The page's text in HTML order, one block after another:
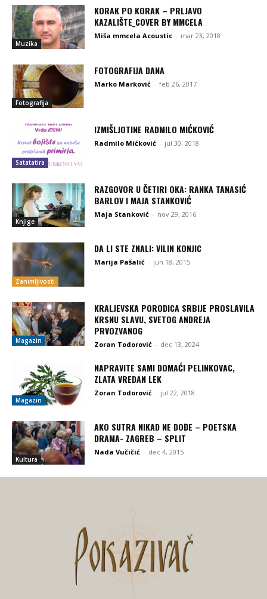
Muzika
KORAK PO KORAK – PRLJAVO
KAZALIŠTE_COVER BY MMCELA
Miša mmcela Acoustic - mar 23, 2018
Fotografija
FOTOGRAFIJA DANA
Marko Marković - feb 26, 2017
Satatatira
IZMIŠLJOTINE RADMILO MIĆKOVIĆ
Radmilo Mićković - jul 30, 2018
Knjige
RAZGOVOR U ČETIRI OKA: RANKA TANASIĆ
BARLOV I MAJA STANKOVIĆ
Maja Stanković - nov 29, 2016
Zanimljivosti
DA LI STE ZNALI: VILIN KONJIC
Marija Pašalić - jun 18, 2015
Magazin
KRALJEVSKA PORODICA SRBIJE PROSLAVILA
KRSNU SLAVU, SVETOG ANDREJA
PRVOZVANOG
Zoran Todorović - dec 13, 2024
Magazin
NAPRAVITE SAMI DOMAĆI PELINKOVAC,
ZLATA VREDAN LEK
Zoran Todorović - jul 22, 2018
Kultura
AKO SUTRA NIKAD NE DOĐE – POETSKA
DRAMA- ZAGREB – SPLIT
Nada Vučičić - dec 4, 2015